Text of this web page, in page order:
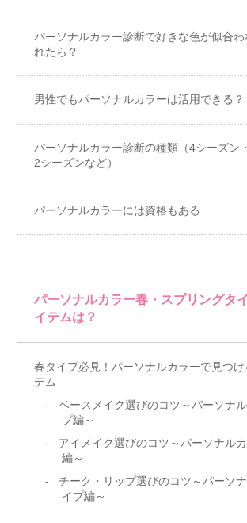
パーソナルカラー診断で好きな色が似合わ
れたら？
男性でもパーソナルカラーは活用できる？
パーソナルカラー診断の種類（4シーズン
2シーズンなど）
パーソナルカラーには資格もある
パーソナルカラー春・スプリングタ
イテムは？
春タイプ必見！パーソナルカラーで見つけ
テム
ベースメイク選びのコツ～パーソナ
プ編～
アイメイク選びのコツ～パーソナル
編～
チーク・リップ選びのコツ～パーソ
イプ編～